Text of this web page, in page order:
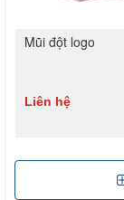
Mũi đột logo
Liên hệ